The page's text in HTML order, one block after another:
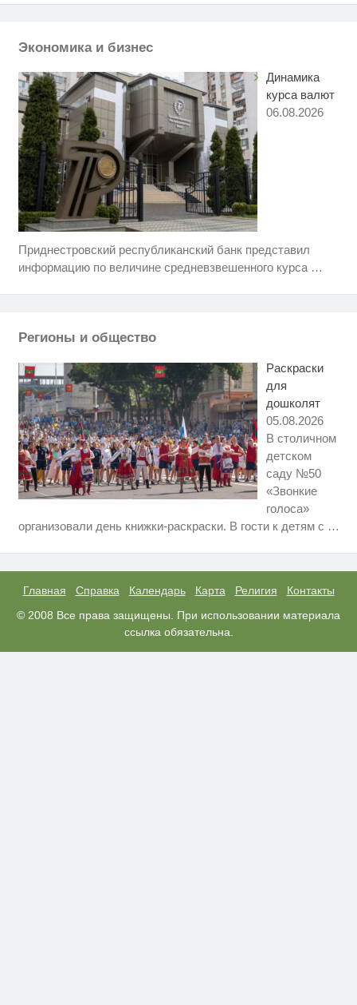
Экономика и бизнес
Динамика
курса валют
06.08.2026
Приднестровский республиканский банк представил
информацию по величине средневзвешенного курса …
Регионы и общество
Раскраски
для
дошколят
05.08.2026
В столичном
детском
саду №50
«Звонкие
голоса»
организовали день книжки-раскраски. В гости к детям с …
Главная Справка Календарь Карта Религия
Контакты
© 2008 Все права защищены. При использовании материала
ссылка обязательна.
i
Ролик из Омска: вы будете
Ролик длится пару секунд, но
Какие товары пропадут из
Крыма: Что люди вытворяют,
i
Взломали Telegram Собчак - вот
что нашлось в переписках